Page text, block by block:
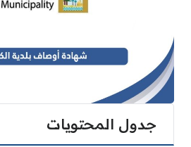
جدول المحتويات